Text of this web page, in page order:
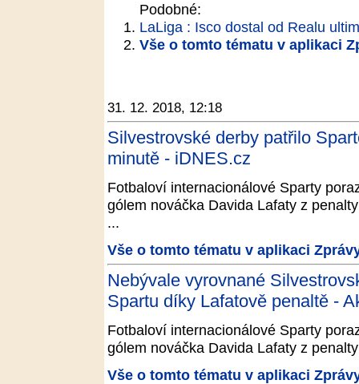
Podobné:
LaLiga : Isco dostal od Realu
Vše o tomto tématu v aplikaci
31. 12. 2018, 12:18
Silvestrovské derby patřilo
minutě - iDNES.cz
Fotbaloví internacionálové Sparty
gólem nováčka Davida Lafaty z
...
Vše o tomto tématu v aplikaci
Nebývale vyrovnané
Spartu díky Lafatově penaltě -
Fotbaloví internacionálové Sparty
gólem nováčka Davida Lafaty z
Vše o tomto tématu v aplikaci